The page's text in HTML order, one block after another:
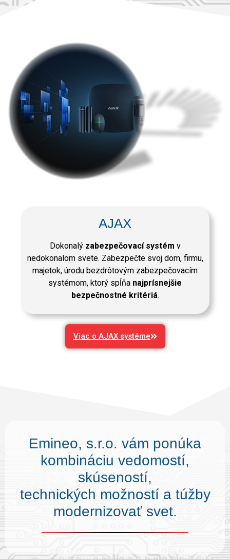
AJAX
Dokonalýzabezpečovací systém v
nedokonalom svete. Zabezpečte svoj dom, firmu,
majetok, úrodu bezdrôtovým zabezpečovacím
systémom, ktorý spĺňa najprísnejšie
bezpečnostné kritériá.
Viac o AJAX systéme
Emineo, s.r.o. vám ponúka
kombináciu vedomostí,
skúseností,
technických možností a túžby
modernizovať svet.